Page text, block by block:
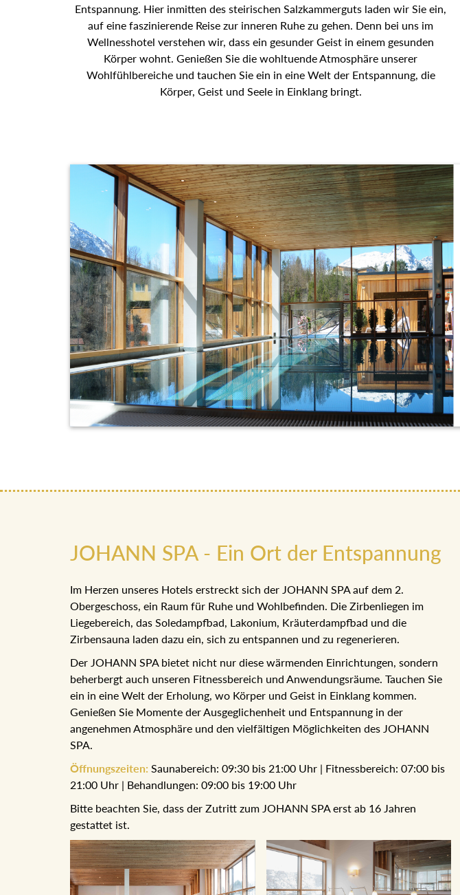
Entspannung. Hier inmitten des steirischen Salzkammerguts laden wir Sie ein,
auf eine faszinierende Reise zur inneren Ruhe zu gehen. Denn bei uns im
Wellnesshotel verstehen wir, dass ein gesunder Geist in einem gesunden
Körper wohnt. Genießen Sie die wohltuende Atmosphäre unserer
Wohlfühlbereiche und tauchen Sie ein in eine Welt der Entspannung, die
Körper, Geist und Seele in Einklang bringt.
JOHANN SPA - Ein Ort der Entspannung
Im Herzen unseres Hotels erstreckt sich der JOHANN SPA auf dem 2.
Obergeschoss, ein Raum für Ruhe und Wohlbefinden. Die Zirbenliegen im
Liegebereich, das Soledampfbad, Lakonium, Kräuterdampfbad und die
Zirbensauna laden dazu ein, sich zu entspannen und zu regenerieren.
Der JOHANN SPA bietet nicht nur diese wärmenden Einrichtungen, sondern
beherbergt auch unseren Fitnessbereich und Anwendungsräume. Tauchen Sie
ein in eine Welt der Erholung, wo Körper und Geist in Einklang kommen.
Genießen Sie Momente der Ausgeglichenheit und Entspannung in der
angenehmen Atmosphäre und den vielfältigen Möglichkeiten des JOHANN
SPA.
Öffnungszeiten: Saunabereich: 09:30 bis 21:00 Uhr | Fitnessbereich: 07:00 bis
21:00 Uhr | Behandlungen: 09:00 bis 19:00 Uhr
Bitte beachten Sie, dass der Zutritt zum JOHANN SPA erst ab 16 Jahren
gestattet ist.